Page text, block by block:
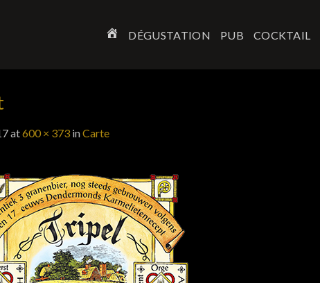
ACCUEIL
DÉGUSTATION PUB COCKTAIL
at600 × 373 inCarte